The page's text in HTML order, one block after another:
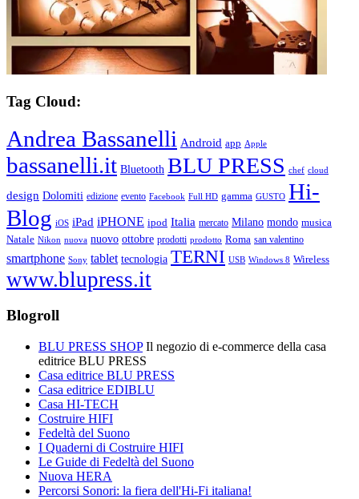
Tag Cloud:
Andrea Bassanelli Android app Apple
bassanelli.it Bluetooth BLU PRESS chef cloud
design Dolomiti edizione evento Facebook Full HD gamma GUSTO Hi-
Blog iOS iPad iPHONE ipod Italia mercato Milano mondo musica
Natale Nikon nuova nuovo ottobre prodotti prodotto Roma san valentino
smartphone Sony tablet tecnologia TERNI USB Windows 8 Wireless
www.blupress.it
Blogroll
BLU PRESS SHOPIl negozio di e-commerce della casa
editrice BLU PRESS
Casa editrice BLU PRESS
Casa editrice EDIBLU
Casa HI-TECH
Costruire HIFI
Fedeltà del Suono
I Quaderni di Costruire HIFI
Le Guide di Fedeltà del Suono
Nuova HERA
Percorsi Sonori: la fiera dell'Hi-Fi italiana!